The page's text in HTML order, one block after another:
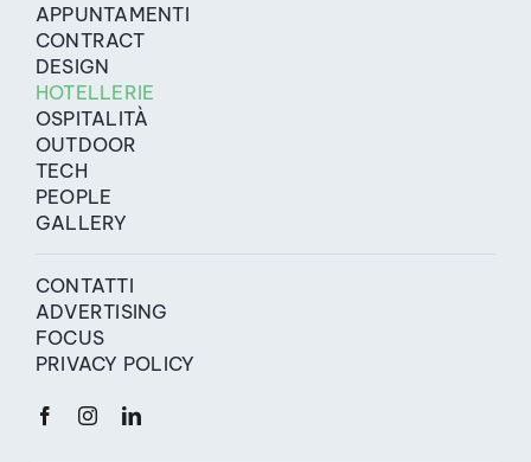
APPUNTAMENTI
CONTRACT
DESIGN
HOTELLERIE
OSPITALITÀ
OUTDOOR
TECH
PEOPLE
GALLERY
CONTATTI
ADVERTISING
FOCUS
PRIVACY POLICY